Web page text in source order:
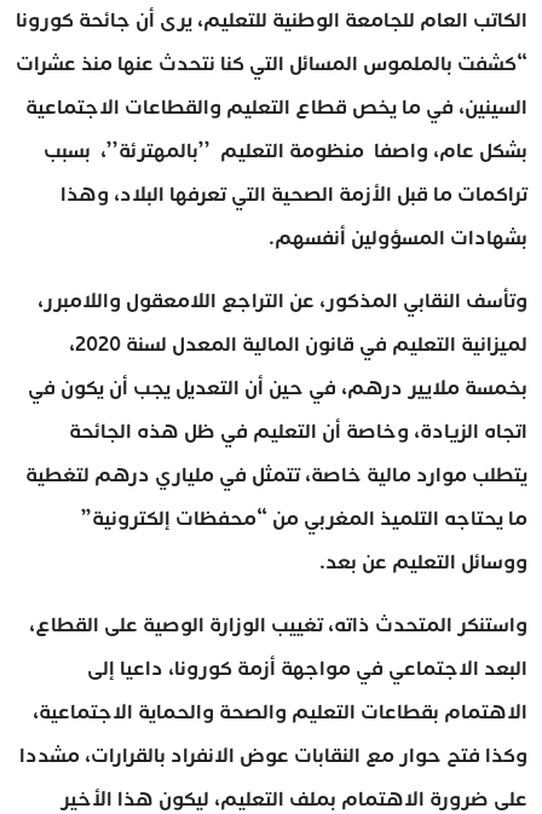
الكاتب العام للجامعة الوطنية للتعليم، يرى أن جائحة كورونا
“كشفت بالملموس المسائل التي كنا نتحدث عنها منذ عشرات
السينين، في ما يخص قطاع التعليم والقطاعات الاجتماعية
بشكل عام، واصفا منظومة التعليم ’’بالمهترئة’’، بسبب
تراكمات ما قبل الأزمة الصحية التي تعرفها البلاد، وهذا
بشهادات المسؤولين أنفسهم.
وتأسف النقابي المذكور، عن التراجع اللامعقول واللامبرر،
لميزانية التعليم في قانون المالية المعدل لسنة 2020،
بخمسة ملايير درهم، في حين أن التعديل يجب أن يكون في
اتجاه الزيادة، وخاصة أن التعليم في ظل هذه الجائحة
يتطلب موارد مالية خاصة، تتمثل في ملياري درهم لتغطية
ما يحتاجه التلميذ المغربي من “محفظات إلكترونية”
ووسائل التعليم عن بعد.
واستنكر المتحدث ذاته، تغييب الوزارة الوصية على القطاع،
البعد الاجتماعي في مواجهة أزمة كورونا، داعيا إلى
الاهتمام بقطاعات التعليم والصحة والحماية الاجتماعية،
وكذا فتح حوار مع النقابات عوض الانفراد بالقرارات، مشددا
على ضرورة الاهتمام بملف التعليم، ليكون هذا الأخير